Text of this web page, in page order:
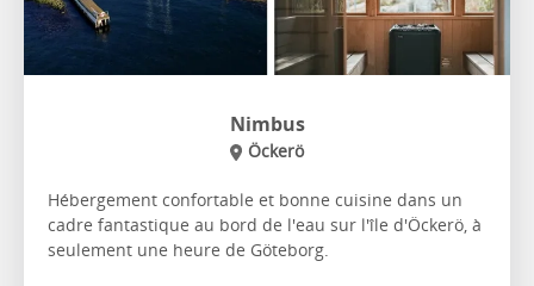
Nimbus
Öckerö
Hébergement confortable et bonne cuisine dans un
cadre fantastique au bord de l'eau sur l'île d'Öckerö, à
seulement une heure de Göteborg.